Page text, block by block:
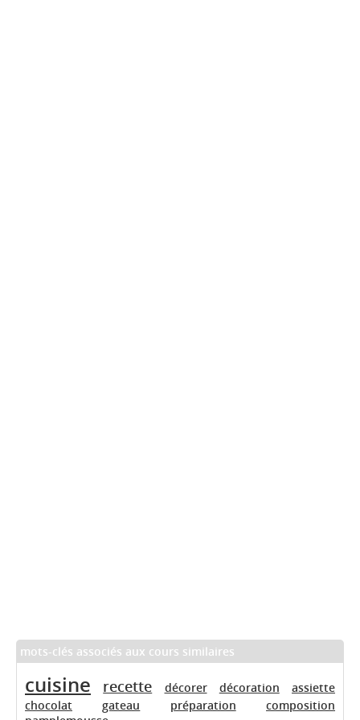
mots-clés associés aux cours similaires
cuisine recette décorer décoration
assiette
chocolat
gateau préparation
composition